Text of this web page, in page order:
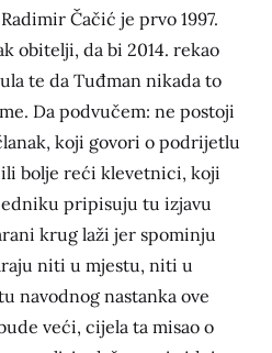
Čačić je prvo 1997.
obitelji, da bi 2014. rekao
te da Tuđman nikada to
Da podvučem: ne postoji
koji govori o podrijetlu
bolje reći klevetnici, koji
pripisuju tu izjavu
krug laži jer spominju
niti u mjestu, niti u
navodnog nastanka ove
veći, cijela ta misao o